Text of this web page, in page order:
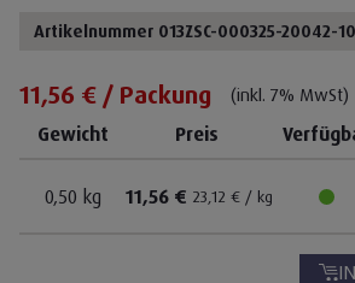
Artikelnummer 013ZSC-000325-20042-10
11,56 € / Packung (inkl. 7% MwSt)
Gewicht Preis
0,50 kg 11,56 € 23,12 € / kg